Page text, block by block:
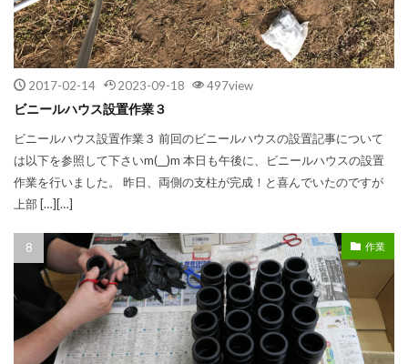
2017-02-14 2023-09-18 497view
ビニールハウス設置作業３
ビニールハウス設置作業３ 前回のビニールハウスの設置記事について
は以下を参照して下さいm(__)m 本日も午後に、ビニールハウスの設置
作業を行いました。 昨日、両側の支柱が完成！と喜んでいたのですが
上部 […][…]
作業